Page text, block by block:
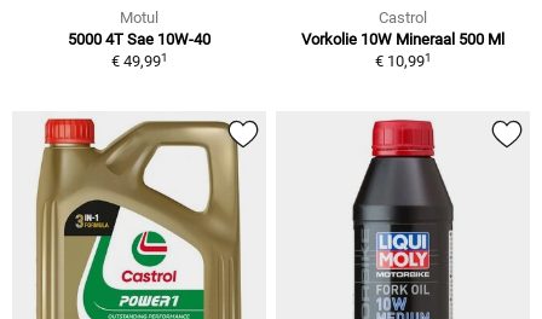
Motul
5000 4T Sae 10W-40
€ 49,991
Castrol
Vorkolie 10W Mineraal 500 Ml
€ 10,991